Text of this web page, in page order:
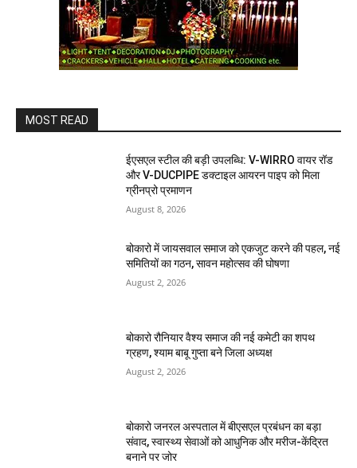
MOST READ
ईएसएल स्टील की बड़ी उपलब्धि: V-WIRRO वायर रॉड
और V-DUCPIPE डक्टाइल आयरन पाइप को मिला
ग्रीनप्रो प्रमाणन
August 8, 2026
बोकारो में जायसवाल समाज को एकजुट करने की पहल, नई
समितियों का गठन, सावन महोत्सव की घोषणा
August 2, 2026
बोकारो रौनियार वैश्य समाज की नई कमेटी का शपथ
ग्रहण, श्याम बाबू गुप्ता बने जिला अध्यक्ष
August 2, 2026
बोकारो जनरल अस्पताल में बीएसएल प्रबंधन का बड़ा
संवाद, स्वास्थ्य सेवाओं को आधुनिक और मरीज-केंद्रित
बनाने पर जोर